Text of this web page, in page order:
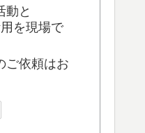
動と
を現場で
ご依頼はお